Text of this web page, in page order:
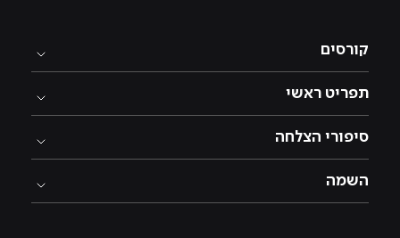
קורסים
תפריט ראשי
סיפורי הצלחה
השמה